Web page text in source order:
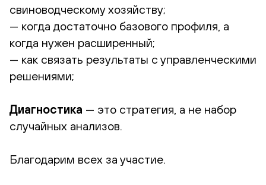
свиноводческому хозяйству;
— когда достаточно базового профиля, а
когда нужен расширенный;
— как связать результаты с управленческими
решениями;
Диагностика — это стратегия, а не набор
случайных анализов.
Благодарим всех за участие.